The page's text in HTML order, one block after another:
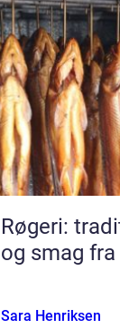
Røgeri:
og smag
Sara Henriksen